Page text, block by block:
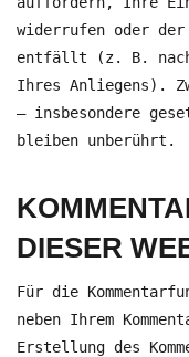
widerrufen oder der
entfällt (z. B. nach
Ihres Anliegens).
– insbesondere
bleiben unberührt.
DIESER
Für die
neben Ihrem
Erstellung des